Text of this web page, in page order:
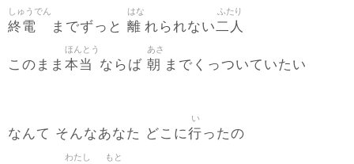
終電
しゅうでん
までずっと 離
はな
れられない 二人
ふたり
このまま 本当
ほんとう
ならば 朝
あさ
までくっついていたい
なんて そんなあなた どこに行
い
ったの
わたし もと